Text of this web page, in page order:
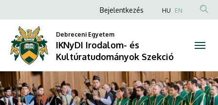
Irodalom-
és
Kultúratudományok
Szekció
Anonim
fiók
menüje
Bejelentkezés HU EN
Debreceni Egyetem
IKNyDI Irodalom- és
Kultúratudományok Szekció
DIAVETÍTÉS